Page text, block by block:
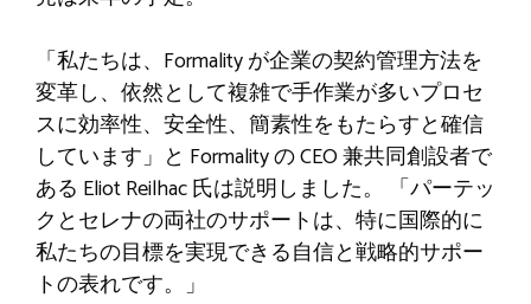
「私たちは、Formality が企業の契約管理方法を
変革し、依然として複雑で手作業が多いプロセ
スに効率性、安全性、簡素性をもたらすと確信
しています」と Formality の CEO 兼共同創設者で
ある Eliot Reilhac 氏は説明しました。 「パーテッ
クとセレナの両社のサポートは、特に国際的に
私たちの目標を実現できる自信と戦略的サポー
トの表れです。」